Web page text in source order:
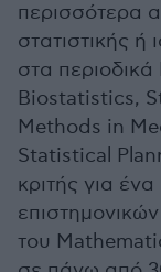
περισσότερα
στατιστικής ή
στα
Biostatistics,
Methods in
Statistical
κριτής για
του